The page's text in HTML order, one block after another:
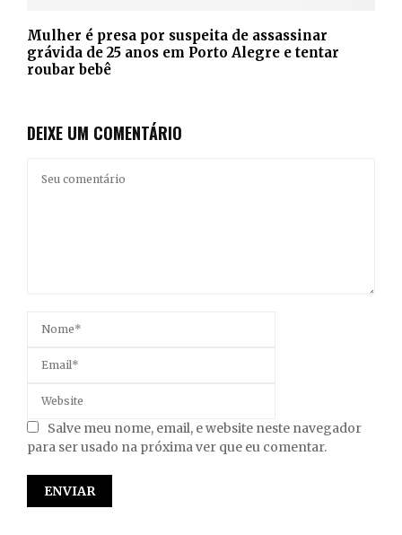
Mulher é presa por suspeita de assassinar
grávida de 25 anos em Porto Alegre e tentar
roubar bebê
DEIXE UM COMENTÁRIO
Salve meu nome, email, e website neste navegador
para ser usado na próxima ver que eu comentar.